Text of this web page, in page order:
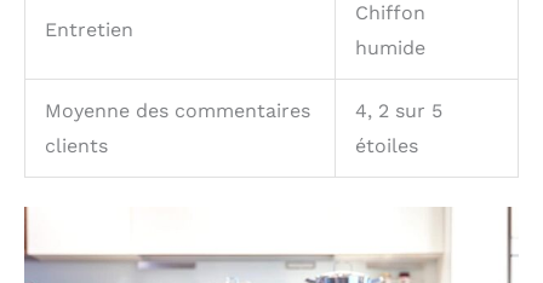
Entretien
Chiffon
humide
Moyenne des commentaires
clients
4, 2 sur 5
étoiles